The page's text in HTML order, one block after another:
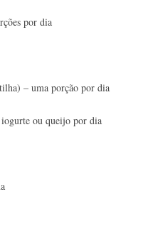
por dia
– uma porção por dia
ou queijo por dia